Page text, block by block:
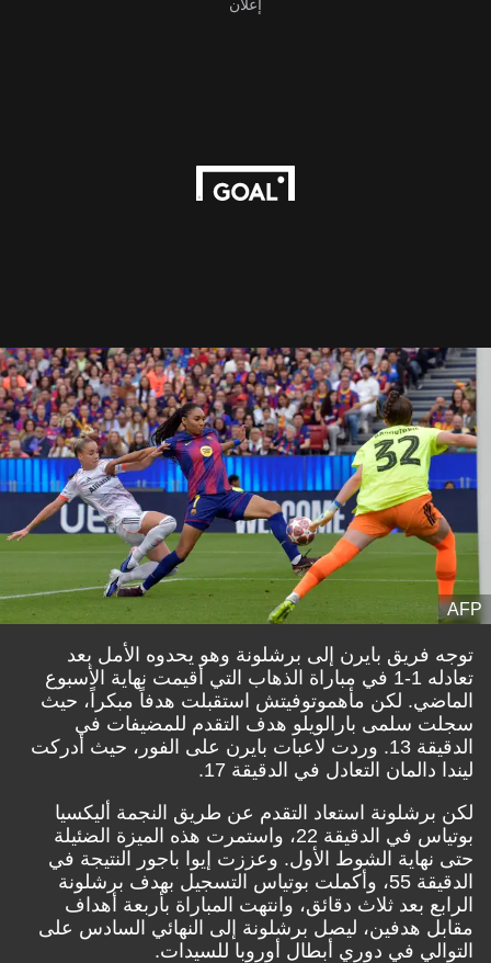
إعلان
AFP
توجه فريق بايرن إلى برشلونة وهو يحدوه الأمل بعد
تعادله 1-1 في مباراة الذهاب التي أقيمت نهاية الأسبوع
الماضي. لكن مأهموتوفيتش استقبلت هدفاً مبكراً، حيث
سجلت سلمى بارالويلو هدف التقدم للمضيفات في
الدقيقة 13. وردت لاعبات بايرن على الفور، حيث أدركت
ليندا دالمان التعادل في الدقيقة 17.
لكن برشلونة استعاد التقدم عن طريق النجمة أليكسيا
بوتياس في الدقيقة 22، واستمرت هذه الميزة الضئيلة
حتى نهاية الشوط الأول. وعززت إيوا باجور النتيجة في
الدقيقة 55، وأكملت بوتياس التسجيل بهدف برشلونة
الرابع بعد ثلاث دقائق، وانتهت المباراة بأربعة أهداف
مقابل هدفين، ليصل برشلونة إلى النهائي السادس على
التوالي في دوري أبطال أوروبا للسيدات.